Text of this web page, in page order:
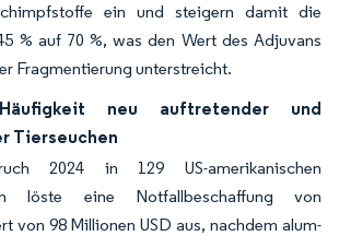
ein und steigern damit die
% auf 70 %, was den Wert des Adjuvans
Fragmentierung unterstreicht.
neu auftretender und
Tierseuchen
2024 in 129 US-amerikanischen
löste eine Notfallbeschaffung von
von 98 Millionen USD aus, nachdem alum-